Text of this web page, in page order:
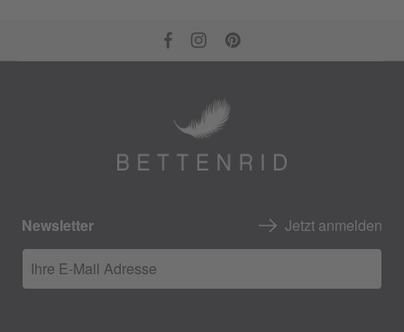
Newsletter Jetzt anmelden
Ihre E-Mail Adresse